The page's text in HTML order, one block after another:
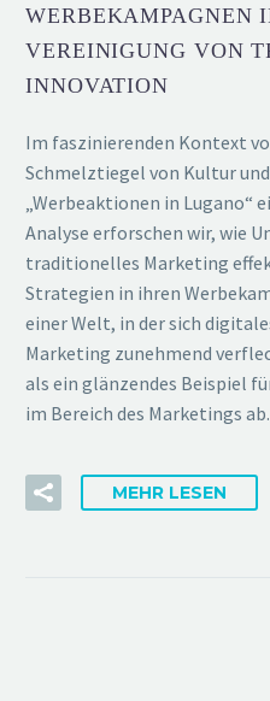
WERBEKAMPAGNEN
VEREINIGUNG VON
INNOVATION
Im faszinierenden Kontext
Schmelztiegel von Kultur
„Werbeaktionen in Lugano“
Analyse erforschen wir, wie
traditionelles Marketing
Strategien in ihren
einer Welt, in der sich
Marketing zunehmend
als ein glänzendes Beispiel
im Bereich des Marketings ab.
MEHR LESEN